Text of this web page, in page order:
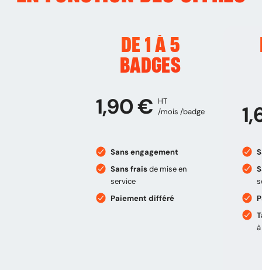
DE 1 À 5
BADGES
1,90 € HT
/mois /badge
Sans engagement
Sans fraisde mise en
service
Paiement différé